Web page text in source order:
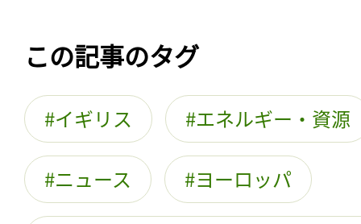
この記事のタグ
イギリス エネルギー・資源
ニュース ヨーロッパ